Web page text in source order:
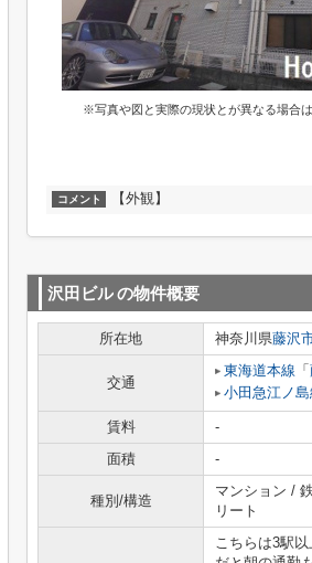
※写真や図と実際の現状とが異なる場合
コメント 【外観】
沢田ビルの物件概要
所在地 神奈川県藤沢
交通
東海道本線 「
小田急江ノ島
賃料 -
面積
-
種別/構造
マンション /
リート
こちらは3駅